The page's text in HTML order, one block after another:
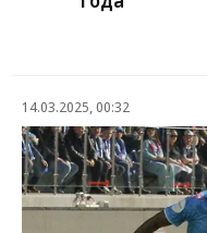
14.03.2025, 00:32